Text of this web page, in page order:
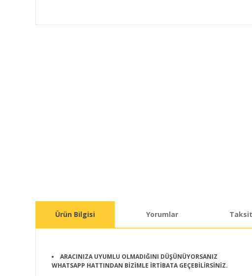
Ürün Bilgisi Yorumlar
ARACINIZA UYUMLU OLMADIĞINI DÜŞÜNÜYORSANIZ
WHATSAPP HATTINDAN BİZİMLE İRTİBATA GEÇEBİLİRSİNİZ.